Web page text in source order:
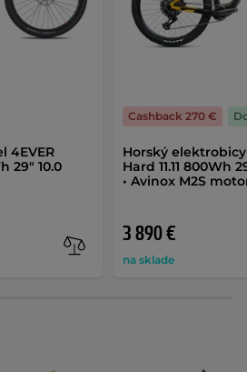
4EVER
29" 10.0
Horský
Hard 11.11 800Wh
• Avinox M2S
3 890 €
na sklade
Cashback 270 €